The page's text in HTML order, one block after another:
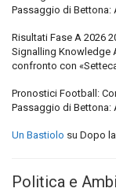
Passaggio di Bettona:
Risultati Fase A 2026
Signalling Knowledge
confronto con
Pronostici Football:
Passaggio di Bettona:
Un Bastiolo su Dopo
Politica e